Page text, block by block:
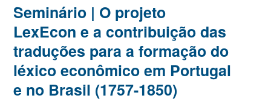
Seminário | O projeto
LexEcon e a contribuição das
traduções para a formação do
léxico econômico em Portugal
e no Brasil (1757-1850)